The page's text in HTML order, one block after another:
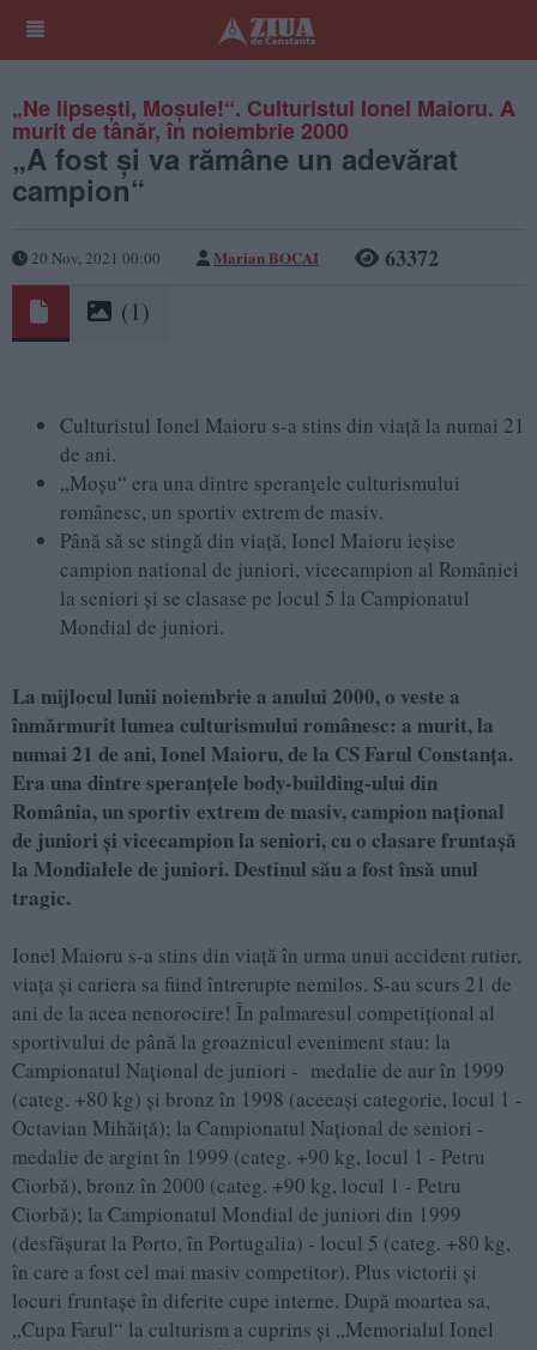
„Ne lipsești, Moșule!“. Culturistul Ionel Maioru. A
murit de tânăr, în noiembrie 2000
„A fost și va rămâne un adevărat
campion“
20 Nov, 2021 00:00 Marian BOCAI 63372
(1)
Culturistul Ionel Maioru s-a stins din viață la numai 21
de ani.
„Moșu“ era una dintre speranțele culturismului
românesc, un sportiv extrem de masiv.
Până să se stingă din viață, Ionel Maioru ieșise
campion national de juniori, vicecampion al României
la seniori și se clasase pe locul 5 la Campionatul
Mondial de juniori.
La mijlocul lunii noiembrie a anului 2000, o veste a
înmărmurit lumea culturismului românesc: a murit, la
numai 21 de ani, Ionel Maioru, de la CS Farul Constanța.
Era una dintre speranțele body-building-ului din
România, un sportiv extrem de masiv, campion național
de juniori și vicecampion la seniori, cu o clasare fruntașă
la Mondialele de juniori. Destinul său a fost însă unul
tragic.
Ionel Maioru s-a stins din viață în urma unui accident rutier,
viața și cariera sa fiind întrerupte nemilos. S-au scurs 21 de
ani de la acea nenorocire! În palmaresul competițional al
sportivului de până la groaznicul eveniment stau: la
Campionatul Național de juniori - medalie de aur în 1999
(categ. +80 kg) și bronz în 1998 (aceeași categorie, locul 1 -
Octavian Mihăiță); la Campionatul Național de seniori -
medalie de argint în 1999 (categ. +90 kg, locul 1 - Petru
Ciorbă), bronz în 2000 (categ. +90 kg, locul 1 - Petru
Ciorbă); la Campionatul Mondial de juniori din 1999
(desfășurat la Porto, în Portugalia) - locul 5 (categ. +80 kg,
în care a fost cel mai masiv competitor). Plus victorii și
locuri fruntașe în diferite cupe interne. După moartea sa,
„Cupa Farul“ la culturism a cuprins și „Memorialul Ionel